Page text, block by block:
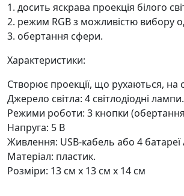
1. досить яскрава проекція білого
2. режим RGB з можливістю вибору
3. обертання сфери.
Характеристики:
Створює проекції, що рухаються, на
Джерело світла: 4 світлодіодні лампи.
Режими роботи: 3 кнопки
Напруга: 5 В
Живлення: USB-кабель або 4
Матеріал: пластик.
Розміри: 13 см x 13 см x 14 см